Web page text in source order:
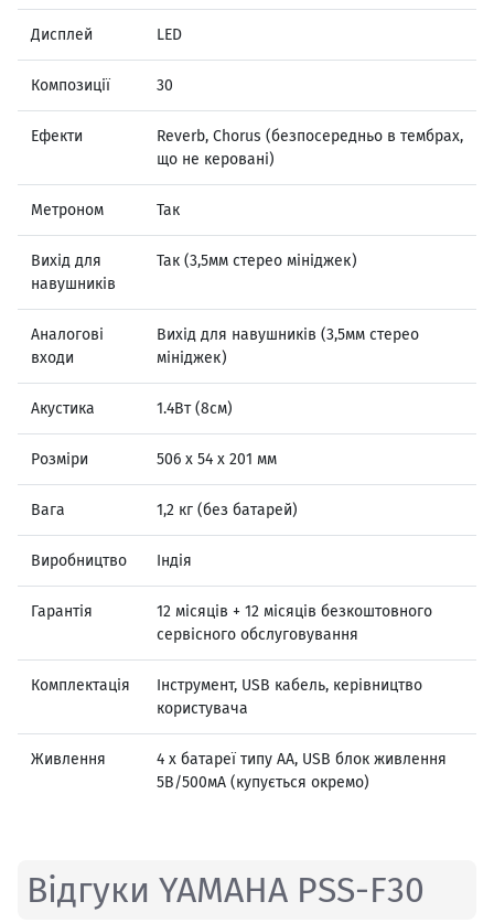
Дисплей LED
Композиції 30
Ефекти
Reverb, Chorus (безпосередньо в тембрах,
що не керовані)
Метроном Так
Вихід для
навушників
Так (3,5мм стерео мініджек)
Аналогові
входи
Вихід для навушників (3,5мм стерео
мініджек)
Акустика 1.4Вт (8см)
Розміри 506 х 54 х 201 мм
Вага 1,2 кг (без батарей)
Виробництво Індія
Гарантія
12 місяців + 12 місяців безкоштовного
сервісного обслуговування
Комплектація
Інструмент, USB кабель, керівництво
користувача
Живлення
4 х батареї типу АА, USB блок живлення
5В/500мА (купується окремо)
Відгуки YAMAHA PSS-F30